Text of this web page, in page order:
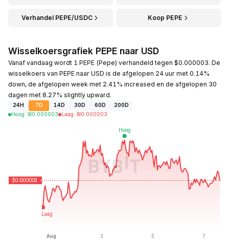
Verhandel PEPE/USDC Koop PEPE
Wisselkoersgrafiek PEPE naar USD
Vanaf vandaag wordt 1 PEPE (Pepe) verhandeld tegen $0.000003. De
wisselkoers van PEPE naar USD is de afgelopen 24 uur met 0.14%
down, de afgelopen week met 2.41% increased en de afgelopen 30
dagen met 8.27% slightly upward.
24H 7D 14D 30D 60D
200D
Hoog: ₪0.000003 Laag: ₪0.000003
Laatst bijgewerkt: 2026-08-07, 15:00 GMT+0
₪0.000028 ₪0.000000